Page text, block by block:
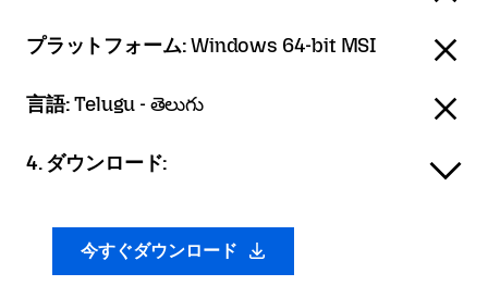
プラットフォーム:Windows 64-bit MSI
言語:Telugu - తెలుగు
4. ダウンロード:
今すぐダウンロード